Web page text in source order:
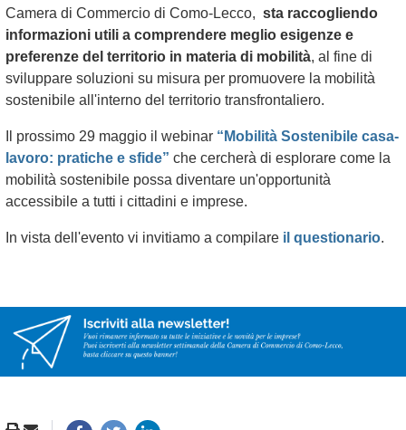
Camera di Commercio di Como-Lecco, sta raccogliendo
informazioni utili a comprendere meglio esigenze e
preferenze del territorio in materia di mobilità, al fine di
sviluppare soluzioni su misura per promuovere la mobilità
sostenibile all'interno del territorio transfrontaliero.
Il prossimo 29 maggio il webinar “Mobilità Sostenibile casa-
lavoro: pratiche e sfide” che cercherà di esplorare come la
mobilità sostenibile possa diventare un'opportunità
accessibile a tutti i cittadini e imprese.
In vista dell'evento vi invitiamo a compilare il questionario.